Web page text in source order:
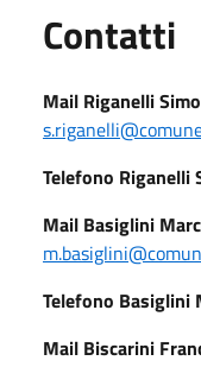
Contatti
Mail Riganelli
Telefono Riganelli
Mail Basiglini
Telefono Basiglini
Mail Biscarini